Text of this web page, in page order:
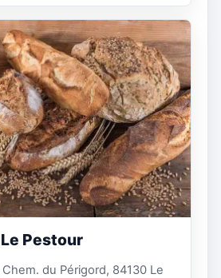
Pestour
du Périgord, 84130 Le